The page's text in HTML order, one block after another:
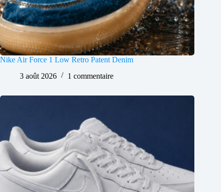
Nike Air Force 1 Low Retro Patent Denim
3 août 2026
1 commentaire